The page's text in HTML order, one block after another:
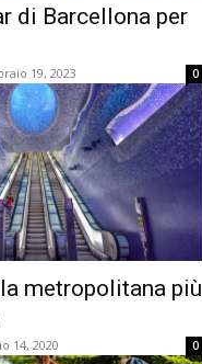
di Barcellona per
19, 2023 0
metropolitana più
14, 2020 0